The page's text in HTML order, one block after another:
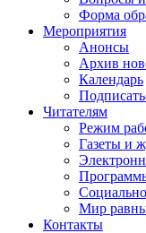
Форма
Мероприятия
Анонсы
Архив
Календарь
Читателям
Режим
Газеты и
Мир
Контакты